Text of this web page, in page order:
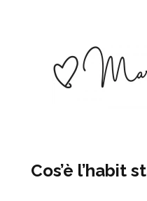
Cos’è l’habit